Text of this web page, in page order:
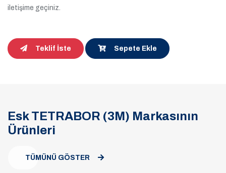
iletişime geçiniz.
Teklif İste Sepete Ekle
Esk TETRABOR (3M) Markasının
Ürünleri
TÜMÜNÜ GÖSTER